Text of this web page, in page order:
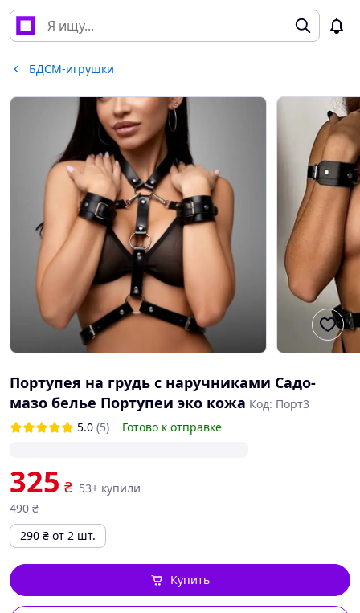
БДСМ-игрушки
Портупея на грудь с наручниками Садо-
мазо белье Портупеи эко кожа Код: Порт3
5.0 (5) Готово к отправке
325 ₴ 53+ купили
490 ₴
290 ₴ от 2 шт.
Купить